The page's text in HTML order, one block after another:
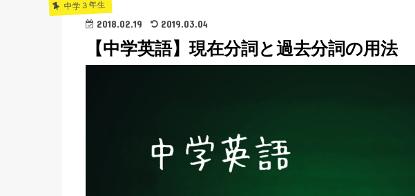
中学３年生
2018.02.19 2019.03.04
【中学英語】現在分詞と過去分詞の用法